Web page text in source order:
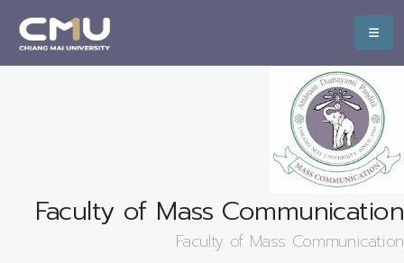
Faculty of Mass Communication
Faculty of Mass Communication